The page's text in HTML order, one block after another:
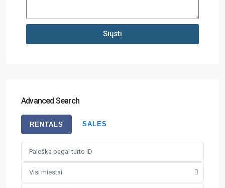
Siųsti
Advanced Search
RENTALS SALES
Visi miestai